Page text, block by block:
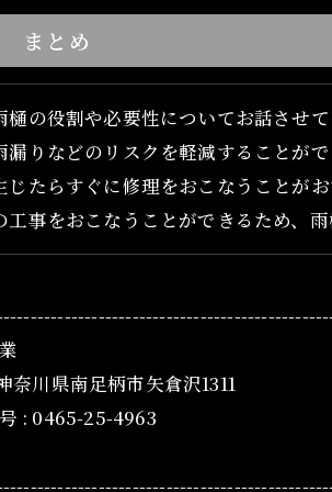
まとめ
樋の役割や必要性についてお話させ
漏りなどのリスクを軽減することが
じたらすぐに修理をおこなうことが
工事をおこなうことができるため、
奈川県南足柄市矢倉沢1311
: 0465-25-4963